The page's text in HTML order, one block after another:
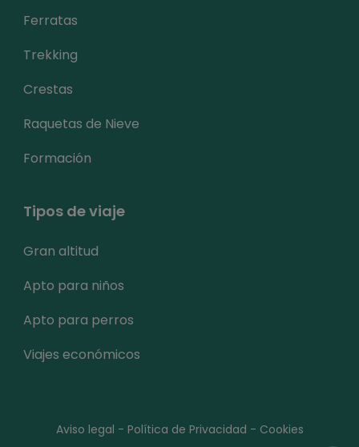
Ferratas
Trekking
Crestas
Raquetas de Nieve
Formación
Tipos de viaje
Gran altitud
Apto para niños
Apto para perros
Viajes económicos
Aviso legal - Política de Privacidad - Cookies